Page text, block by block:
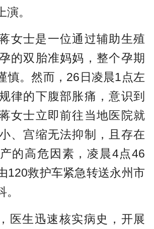
。
女士是一位通过辅助生殖
的双胎准妈妈，整个孕期
慎。然而，26日凌晨1点左
律的下腹部胀痛，意识到
女士立即前往当地医院就
、宫缩无法抑制，且存在
的高危因素，凌晨4点46
120救护车紧急转送永州市
医生迅速核实病史，开展